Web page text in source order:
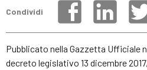
Condividi
Pubblicato nella Gazzetta Ufficiale
decreto legislativo 13 dicembre